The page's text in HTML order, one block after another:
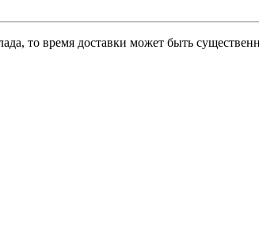
то время доставки может быть